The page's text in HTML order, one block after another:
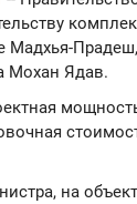
Мадхья-
Мохан Ядав.
на